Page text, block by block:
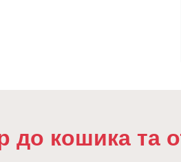
до кошика та